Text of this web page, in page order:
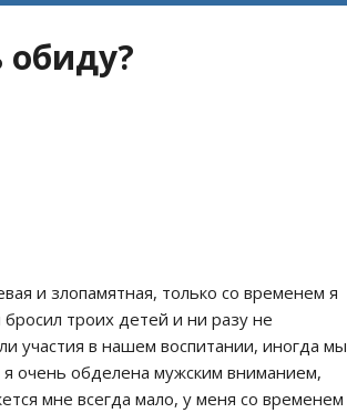
обиду?
и злопамятная, только со временем я
троих детей и ни разу не
участия в нашем воспитании, иногда мы
я очень обделена мужским вниманием,
мне всегда мало, у меня со временем